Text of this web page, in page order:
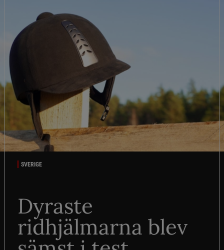
SVERIGE
Dyraste
ridhjälmarna blev